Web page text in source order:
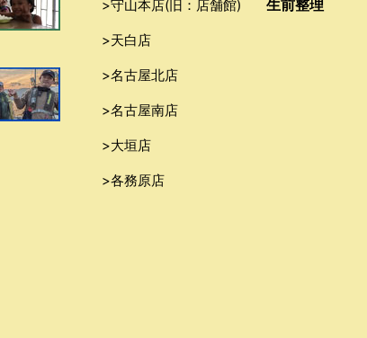
>守山本店(旧：店舗館)
>天白店
>名古屋北店
>名古屋南店
>大垣店
>各務原店
生前整理